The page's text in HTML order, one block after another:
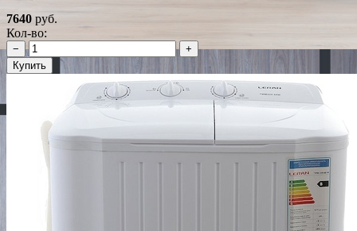
7640 руб.
Кол-во:
−
+
Купить